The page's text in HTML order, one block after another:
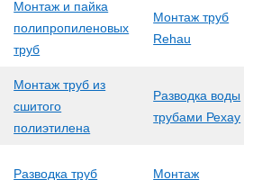
Монтаж и пайка
полипропиленовых
труб
Монтаж труб
Rehau
Монтаж труб из
сшитого
полиэтилена
Разводка воды
трубами Рехау
Разводка труб
Монтаж